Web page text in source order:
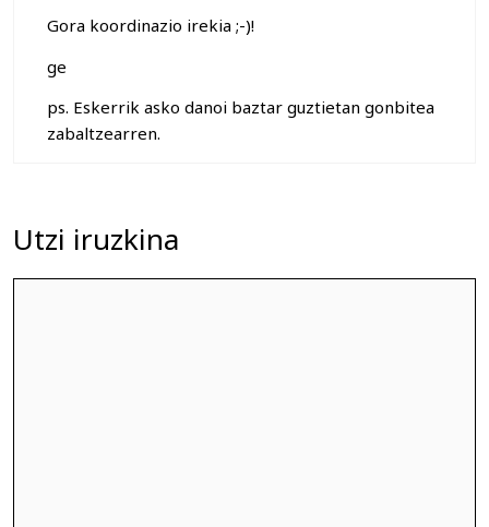
Gora koordinazio irekia ;-)!
ge
ps. Eskerrik asko danoi baztar guztietan gonbitea
zabaltzearren.
Utzi iruzkina